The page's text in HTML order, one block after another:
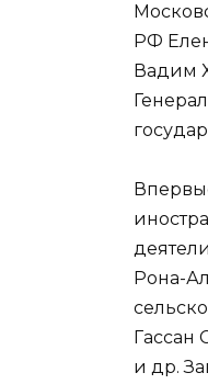
РФ
Вадим
Рона-
и др.